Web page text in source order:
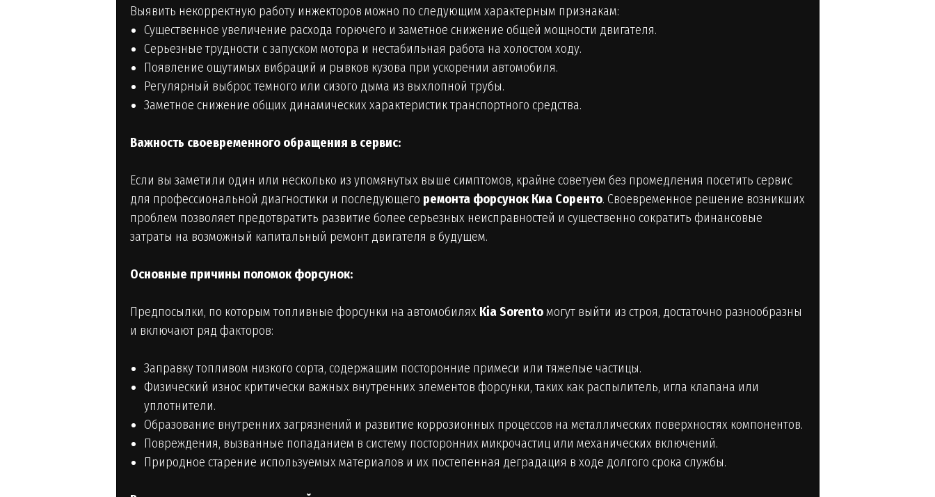
Выявить некорректную работу инжекторов можно по следующим характерным признакам:
Существенное увеличение расхода горючего и заметное снижение общей мощности двигателя.
Серьезные трудности с запуском мотора и нестабильная работа на холостом ходу.
Появление ощутимых вибраций и рывков кузова при ускорении автомобиля.
Регулярный выброс темного или сизого дыма из выхлопной трубы.
Заметное снижение общих динамических характеристик транспортного средства.
Важность своевременного обращения в сервис:
Если вы заметили один или несколько из упомянутых выше симптомов, крайне советуем без промедления посетить сервис
для профессиональной диагностики и последующего ремонта форсунок Киа Соренто. Своевременное решение возникших
проблем позволяет предотвратить развитие более серьезных неисправностей и существенно сократить финансовые
затраты на возможный капитальный ремонт двигателя в будущем.
Основные причины поломок форсунок:
Предпосылки, по которым топливные форсунки на автомобилях Kia Sorentoмогут выйти из строя, достаточно разнообразны
и включают ряд факторов:
Заправку топливом низкого сорта, содержащим посторонние примеси или тяжелые частицы.
Физический износ критически важных внутренних элементов форсунки, таких как распылитель, игла клапана или
уплотнители.
Образование внутренних загрязнений и развитие коррозионных процессов на металлических поверхностях компонентов.
Повреждения, вызванные попаданием в систему посторонних микрочастиц или механических включений.
Природное старение используемых материалов и их постепенная деградация в ходе долгого срока службы.